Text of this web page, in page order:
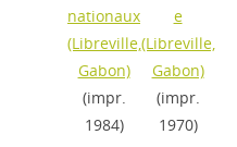
nationaux
(Libreville,
Gabon)
(impr.
1984)
e
(Libreville,
Gabon)
(impr.
1970)